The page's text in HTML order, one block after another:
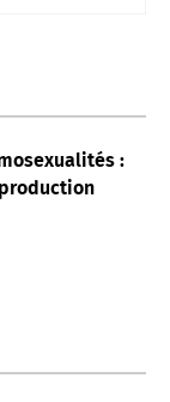
: